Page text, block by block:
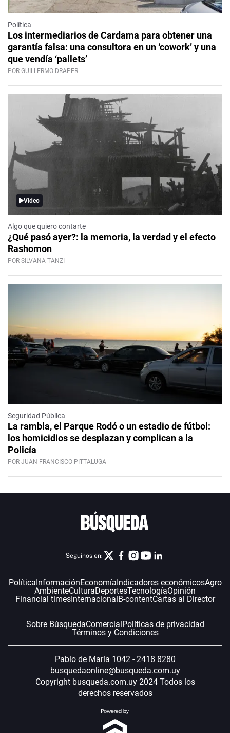
Política
Los intermediarios de Cardama para obtener una
garantía falsa: una consultora en un ‘cowork’ y una
que vendía ‘pallets’
POR GUILLERMO DRAPER
Video
Algo que quiero contarte
¿Qué pasó ayer?: la memoria, la verdad y el efecto
Rashomon
POR SILVANA TANZI
Seguridad Pública
La rambla, el Parque Rodó o un estadio de fútbol:
los homicidios se desplazan y complican a la
Policía
POR JUAN FRANCISCO PITTALUGA
Seguinos en:
Política InformaciónEconomía Indicadores económicosAgro
AmbienteCulturaDeportesTecnologíaOpinión
Financial timesInternacional B-contentCartas al Director
Sobre BúsquedaComercial Políticas de privacidad
Términos y Condiciones
Pablo de María 1042 - 2418 8280
busquedaonline@busqueda.com.uy
Copyright busqueda.com.uy 2024 Todos los
derechos reservados